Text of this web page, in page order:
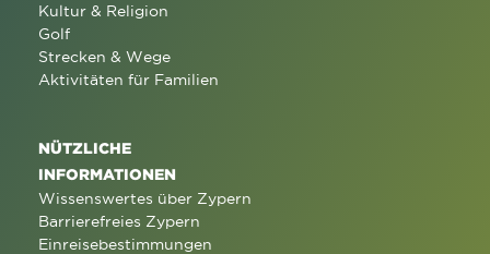
Kultur & Religion
Golf
Strecken & Wege
Aktivitäten für Familien
NÜTZLICHE
INFORMATIONEN
Wissenswertes über Zypern
Barrierefreies Zypern
Einreisebestimmungen